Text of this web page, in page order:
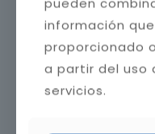
información
proporcionado
a partir del uso
servicios.